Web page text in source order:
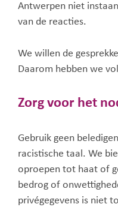
Antwerpen niet
van de reacties.
We willen de
Daarom hebben we
Zorg voor het
Gebruik geen
racistische taal. We
oproepen tot haat of
bedrog of
privégegevens is niet